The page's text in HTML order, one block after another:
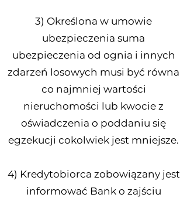
3) Określona w umowie
ubezpieczenia suma
ubezpieczenia od ognia i innych
zdarzeń losowych musi być równa
co najmniej wartości
nieruchomości lub kwocie z
oświadczenia o poddaniu się
egzekucji cokolwiek jest mniejsze.
4) Kredytobiorca zobowiązany jest
informować Bank o zajściu